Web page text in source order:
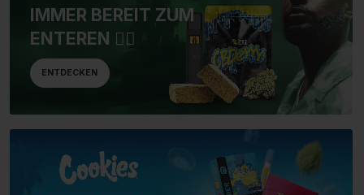
IMMER BEREIT ZUM
ENTEREN 🏴‍☠️
ENTDECKEN